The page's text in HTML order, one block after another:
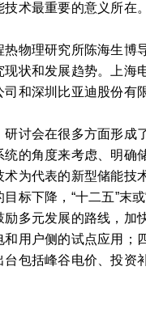
术最重要的意义所在
理研究所陈海生博导
现状和发展趋势。上
和深圳比亚迪股份有
会在很多方面形成了
统的角度来考虑、明确
术为代表的新型储能技
标下降，“十二五”末
励多元发展的路线，
和用户侧的试点应用；
台包括峰谷电价、投资